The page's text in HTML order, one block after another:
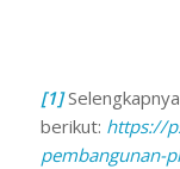
[1]
berikut: https://
pembangunan-